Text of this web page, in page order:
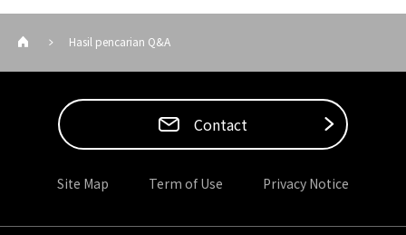
Hasil pencarian Q&A
Contact
Site Map Term of Use Privacy Notice